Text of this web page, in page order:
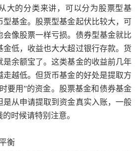
大的分类来讲，可以分为股票型基
型基金。股票型基金起伏比较大，可
会像股票一样亏损。债券型基金就比
低，收益也大大超过银行存款。货
是余额宝了。这类基金的收益前几年
越低。但货币基金的好处是提取方
要用”的资金。股票基金和债券基金
是从申请提取到资金真实入账，一般
时候请特别注意。
衡